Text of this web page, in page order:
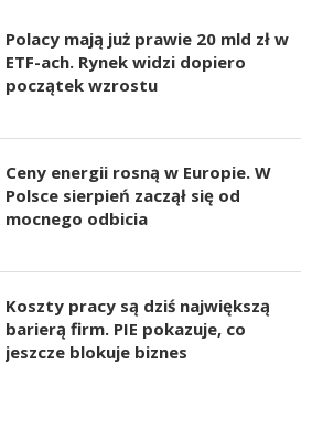
Polacy mają już prawie 20 mld zł w
ETF-ach. Rynek widzi dopiero
początek wzrostu
Ceny energii rosną w Europie. W
Polsce sierpień zaczął się od
mocnego odbicia
Koszty pracy są dziś największą
barierą firm. PIE pokazuje, co
jeszcze blokuje biznes